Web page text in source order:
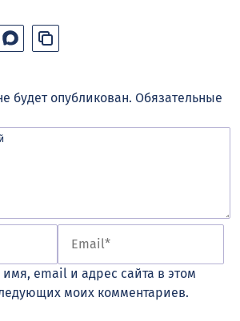
будет опубликован. Обязательные
email и адрес сайта в этом
моих комментариев.